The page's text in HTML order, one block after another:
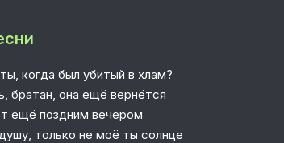
когда был убитый в хлам?
братан, она ещё вернётся
ещё поздним вечером
только не моё ты солнце